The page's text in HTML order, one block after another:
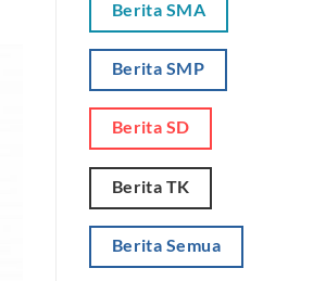
Berita SMA
Berita SMP
Berita SD
Berita TK
Berita Semua